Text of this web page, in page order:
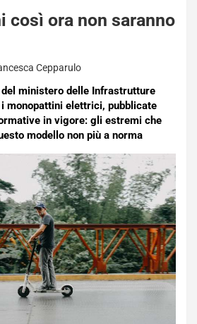
così ora non saranno
Cepparulo
ministero delle Infrastrutture
monopattini elettrici, pubblicate
in vigore: gli estremi che
modello non più a norma